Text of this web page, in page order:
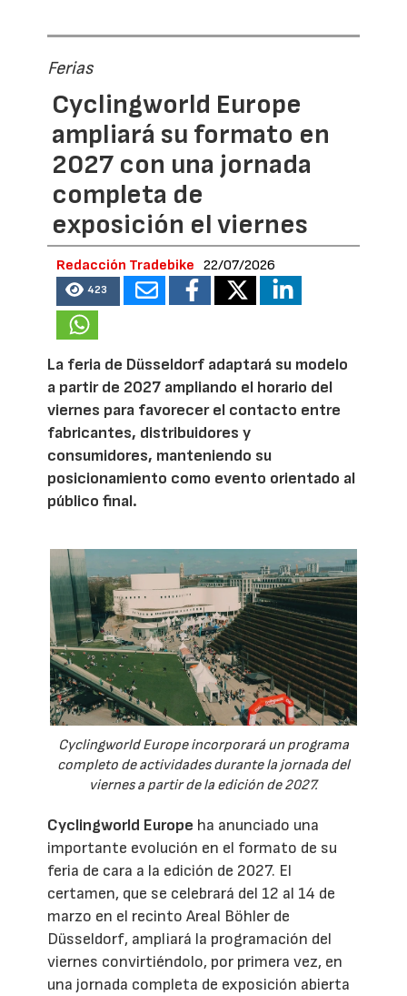
Ferias
Cyclingworld Europe
ampliará su formato en
2027 con una jornada
completa de
exposición el viernes
Redacción Tradebike 22/07/2026
423
La feria de Düsseldorf adaptará su modelo
a partir de 2027 ampliando el horario del
viernes para favorecer el contacto entre
fabricantes, distribuidores y
consumidores, manteniendo su
posicionamiento como evento orientado al
público final.
Cyclingworld Europe incorporará un programa
completo de actividades durante la jornada del
viernes a partir de la edición de 2027.
Cyclingworld Europe ha anunciado una
importante evolución en el formato de su
feria de cara a la edición de 2027. El
certamen, que se celebrará del 12 al 14 de
marzo en el recinto Areal Böhler de
Düsseldorf, ampliará la programación del
viernes convirtiéndolo, por primera vez, en
una jornada completa de exposición abierta